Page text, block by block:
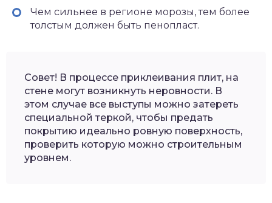
Чем сильнее в регионе морозы, тем более
толстым должен быть пенопласт.
Совет! В процессе приклеивания плит, на
стене могут возникнуть неровности. В
этом случае все выступы можно затереть
специальной теркой, чтобы предать
покрытию идеально ровную поверхность,
проверить которую можно строительным
уровнем.